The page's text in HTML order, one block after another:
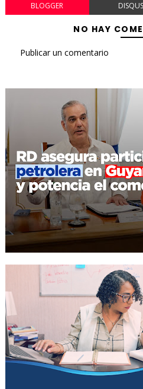
BLOGGER DISQUS
NO HAY
Publicar un comentario